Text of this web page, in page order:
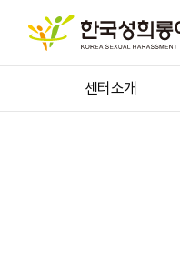
센터소개